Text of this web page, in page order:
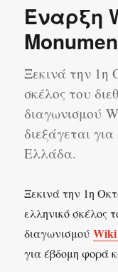
Έναρξη
Ξεκινά την 1η
σκέλος του
διαγωνισμού
διεξάγεται
Ελλάδα.
Ξεκινά την 1η
ελληνικό σκέλος
διαγωνισμούWiki
για έβδομη φορά